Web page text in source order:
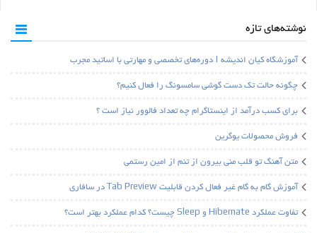
نوشته‌های تازه
آموزشگاه کیان اندیشه | دوره‌های تخصصی و مهارتی با اساتید مجرب
چگونه حالت تک دست گوشی سامسونگ را فعال کنیم؟
برای کسب درآمد از اینستاگرام چه تعداد فالوور نیاز است ؟
فروش محصولات یوگرین
متن آهنگ تو قلب منی بیرون از تنم از امین رستمی
آموزش گام به گام غیر فعال کردن قابلیت Tab Preview در سافاری
تفاوت عملکرد Hibernate و Sleep چیست؟ کدام عملکرد بهتر است؟